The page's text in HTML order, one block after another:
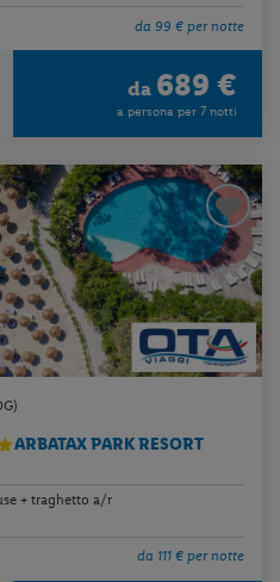
da 99 € per notte
da 689 €
a persona per 7 notti
ARBATAX PARK RESORT
+ traghetto a/r
da 111 € per notte